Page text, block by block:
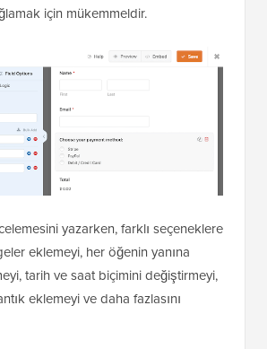
için mükemmeldir.
yazarken, farklı seçeneklere
eklemeyi, her öğenin yanına
tarih ve saat biçimini değiştirmeyi,
eklemeyi ve daha fazlasını